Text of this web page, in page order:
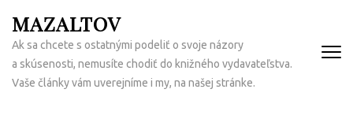
na
obsah
(Enter)
MAZALTOV
Ak sa chcete s ostatnými podeliť o svoje názory
a skúsenosti, nemusíte chodiť do knižného vydavateľstva.
Vaše články vám uverejníme i my, na našej stránke.